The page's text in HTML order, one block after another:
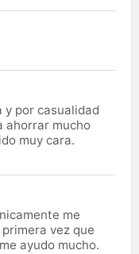
y por casualidad
ahorrar mucho
muy cara.
me
vez que
ayudo mucho.